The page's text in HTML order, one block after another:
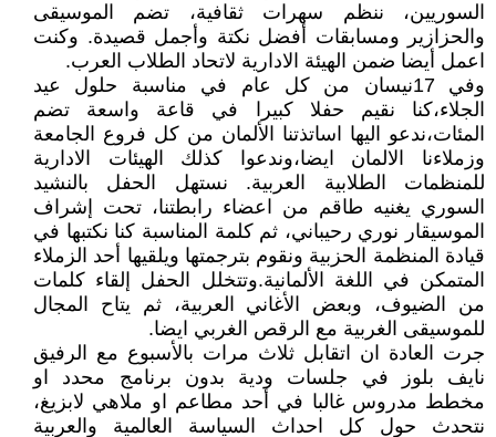
السوريين، ننظم سهرات ثقافية، تضم الموسيقى
والحزازير ومسابقات أفضل نكتة وأجمل قصيدة. وكنت
اعمل أيضا ضمن الهيئة الادارية لاتحاد الطلاب العرب.
وفي 17نيسان من كل عام في مناسبة حلول عيد
الجلاء،كنا نقيم حفلا كبيرا في قاعة واسعة تضم
المئات،ندعو اليها اساتذتنا الألمان من كل فروع الجامعة
وزملاءنا الالمان ايضا،وندعوا كذلك الهيئات الادارية
للمنظمات الطلابية العربية. نستهل الحفل بالنشيد
السوري يغنيه طاقم من اعضاء رابطتنا، تحت إشراف
الموسيقار نوري رحيباني، ثم كلمة المناسبة كنا نكتبها في
قيادة المنظمة الحزبية ونقوم بترجمتها ويلقيها أحد الزملاء
المتمكن في اللغة الألمانية.وتتخلل الحفل إلقاء كلمات
من الضيوف، وبعض الأغاني العربية، ثم يتاح المجال
للموسيقى الغربية مع الرقص الغربي ايضا.
جرت العادة ان اتقابل ثلاث مرات بالأسبوع مع الرفيق
نايف بلوز في جلسات ودية بدون برنامج محدد او
مخطط مدروس غالبا في أحد مطاعم او ملاهي لابزيغ،
نتحدث حول كل احداث السياسة العالمية والعربية